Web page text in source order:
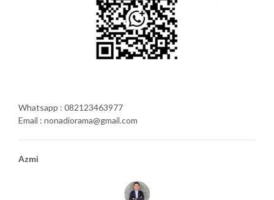
Whatsapp : 082123463977
Email : nonadiorama@gmail.com
Azmi